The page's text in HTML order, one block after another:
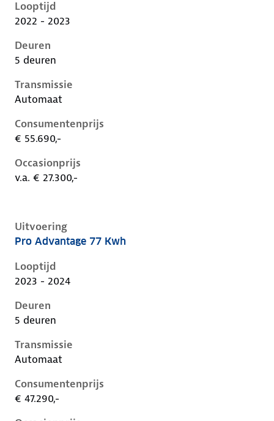
Looptijd
2022 - 2023
Deuren
5 deuren
Transmissie
Automaat
Consumentenprijs
€ 55.690,-
Occasionprijs
v.a. € 27.300,-
Uitvoering
Volkswagen ID.5 i, 77 kwh, 150 kW, Elektrisch, 5
Pro Advantage 77 Kwh
Looptijd
2023 - 2024
Deuren
5 deuren
Transmissie
Automaat
Consumentenprijs
€ 47.290,-